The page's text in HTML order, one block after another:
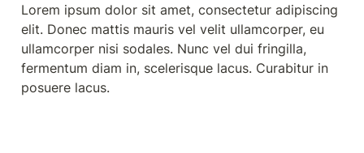
Lorem ipsum dolor sit amet, consectetur adipiscing
elit. Donec mattis mauris vel velit ullamcorper, eu
ullamcorper nisi sodales. Nunc vel dui fringilla,
fermentum diam in, scelerisque lacus. Curabitur in
posuere lacus.